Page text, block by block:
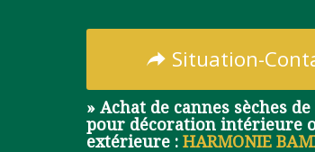
Situation-
» Achat de cannes sèches
pour décoration intérieure
extérieure : HARMONIE